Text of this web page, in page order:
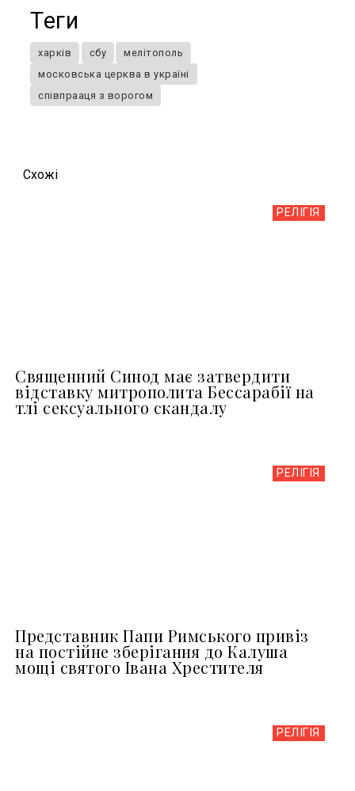
Теги
харків сбу
мелітополь
московська церква в україні
співпрааця з ворогом
Схожi
РЕЛІГІЯ
Священний Синод має затвердити
відставку митрополита Бессарабії на
тлі сексуального скандалу
РЕЛІГІЯ
Представник Папи Римського привіз
на постійне зберігання до Калуша
мощі святого Івана Хрестителя
РЕЛІГІЯ